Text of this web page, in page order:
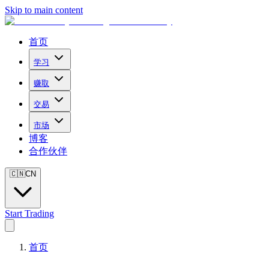
Skip to main content
首页
学习
赚取
交易
市场
博客
合作伙伴
🇨🇳CN
Start Trading
首页